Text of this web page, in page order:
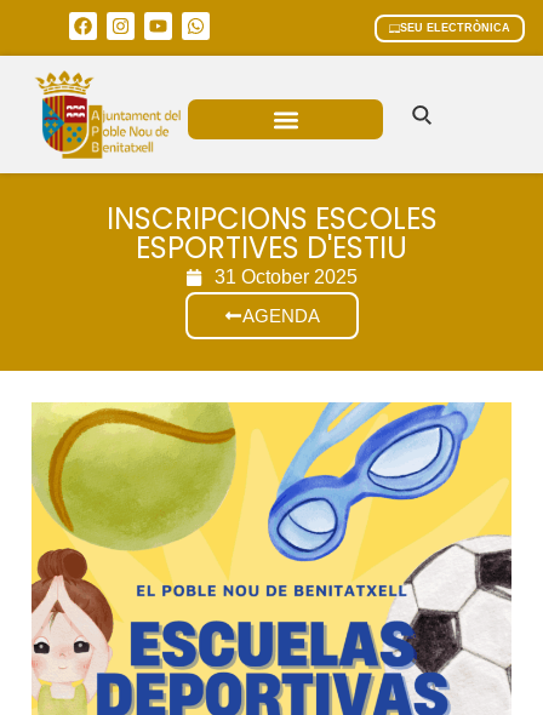
SEU ELECTRÒNICA
INSCRIPCIONS ESCOLES
ESPORTIVES D'ESTIU
31 October 2025
AGENDA